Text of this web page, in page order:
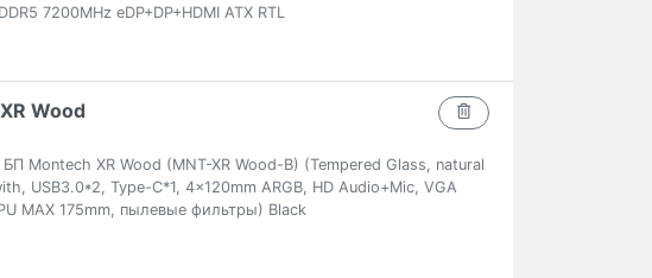
7200MHz eDP+DP+HDMI ATX RTL
Wood
БП Montech XR Wood (MNT-XR Wood-B) (Tempered Glass, natural
USB3.0*2, Type-C*1, 4x120mm ARGB, HD Audio+Mic, VGA
MAX 175mm, пылевые фильтры) Black